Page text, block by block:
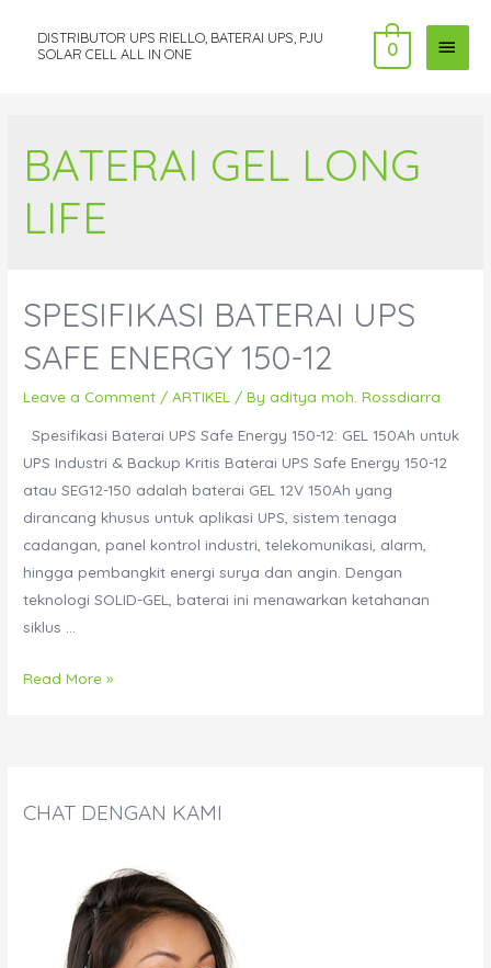
DISTRIBUTOR UPS RIELLO, BATERAI UPS, PJU
SOLAR CELL ALL IN ONE
MAIN
0
BATERAI GEL LONG
LIFE
SPESIFIKASI BATERAI UPS
SAFE ENERGY 150-12
Leave a Comment /ARTIKEL / Byaditya moh. Rossdiarra
Spesifikasi Baterai UPS Safe Energy 150-12: GEL 150Ah untuk
UPS Industri & Backup Kritis Baterai UPS Safe Energy 150-12
atau SEG12-150 adalah baterai GEL 12V 150Ah yang
dirancang khusus untuk aplikasi UPS, sistem tenaga
cadangan, panel kontrol industri, telekomunikasi, alarm,
hingga pembangkit energi surya dan angin. Dengan
teknologi SOLID-GEL, baterai ini menawarkan ketahanan
siklus …
Spesifikasi
150-
Read More »
CHAT DENGAN KAMI